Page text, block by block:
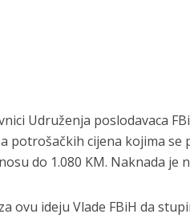
Udruženja poslodavaca
potrošačkih cijena kojima se
do 1.080 KM. Naknada je
ovu ideju Vlade FBiH da